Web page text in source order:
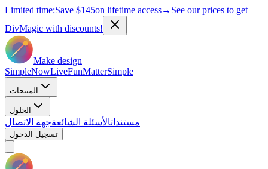
Limited time:Save $145on lifetime access→ See our prices to get
DivMagic with discounts!
Make design
SimpleNowLiveFunMatterSimple
المنتجات
الحلول
مستنداتالأسئلة الشائعةجهة الاتصال
تسجيل الدخول